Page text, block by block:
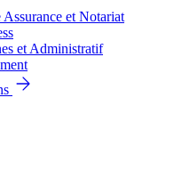
et Notariat
et Administratif